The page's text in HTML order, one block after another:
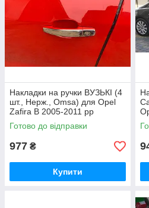
Накладки на ручки ВУЗЬКІ (4
шт., Нерж., Omsa) для Opel
Zafira B 2005-2011 рр
Готово до відправки
977 ₴
Купити